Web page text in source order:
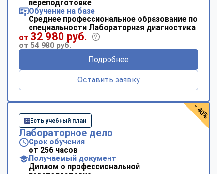
переподготовке
Обучение на базе
Среднее профессиональное образование по
специальности Лабораторная диагностика
от 32 980 руб.
от 54 980 руб.
Подробнее
Оставить заявку
Есть учебный план
Лабораторное дело
Срок обучения
от 256 часов
Получаемый документ
Диплом о профессиональной
- 40%